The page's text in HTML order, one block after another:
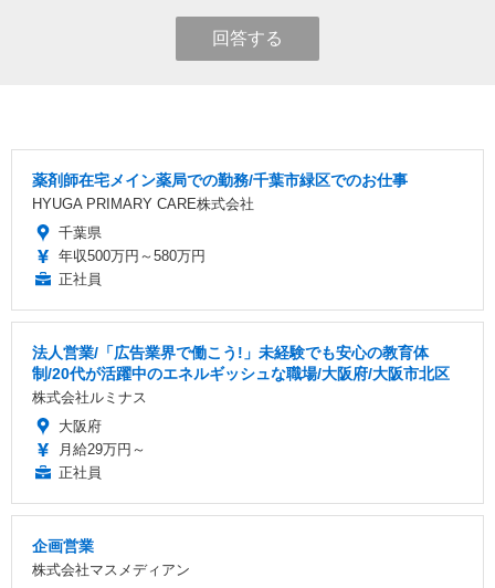
回答する
薬剤師在宅メイン薬局での勤務/千葉市緑区でのお仕事
HYUGA PRIMARY CARE株式会社
千葉県
年収500万円～580万円
正社員
法人営業/「広告業界で働こう!」未経験でも安心の教育体
制/20代が活躍中のエネルギッシュな職場/大阪府/大阪市北区
株式会社ルミナス
大阪府
月給29万円～
正社員
企画営業
株式会社マスメディアン